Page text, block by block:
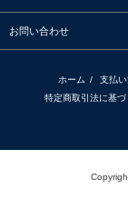
お問い合わせ
ホーム / 支払
特定商取引法に基づ